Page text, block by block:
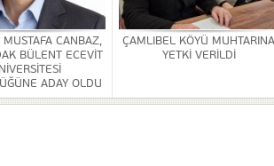
KALDIRILDI
DÜZENLENDİ
BİNASİ YAPILACAK
MUSTAFA CANBAZ,
BÜLENT ECEVİT
ADAY OLDU
ÇAMLIBEL KÖYÜ MUHTARINA
YETKİ VERİLDİ